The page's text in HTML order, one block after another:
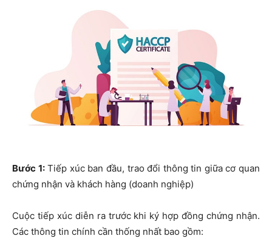
Bước 1:Tiếp xúc ban đầu, trao đổi thông tin giữa cơ quan
chứng nhận và khách hàng (doanh nghiệp)
Cuộc tiếp xúc diễn ra trước khi ký hợp đồng chứng nhận.
Các thông tin chính cần thống nhất bao gồm: